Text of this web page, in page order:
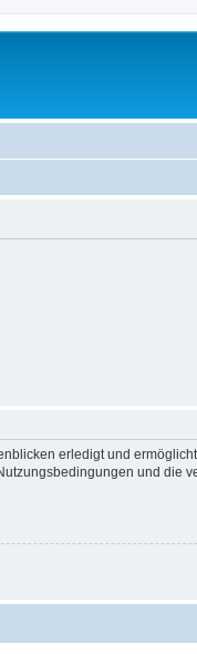
erledigt und
und die